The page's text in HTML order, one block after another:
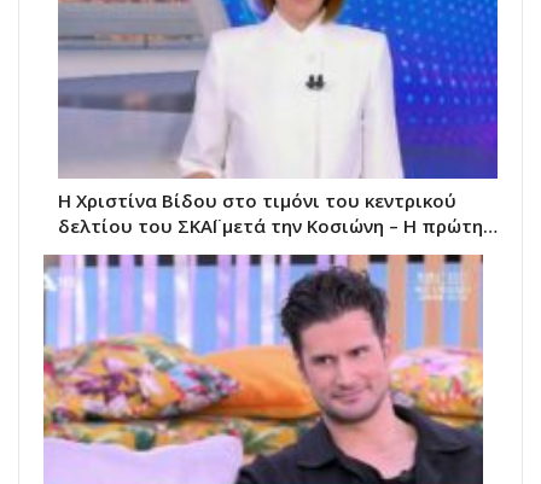
Η Χριστίνα Βίδου στο τιμόνι του κεντρικού
δελτίου του ΣΚΑΪ μετά την Κοσιώνη – Η πρώτη…